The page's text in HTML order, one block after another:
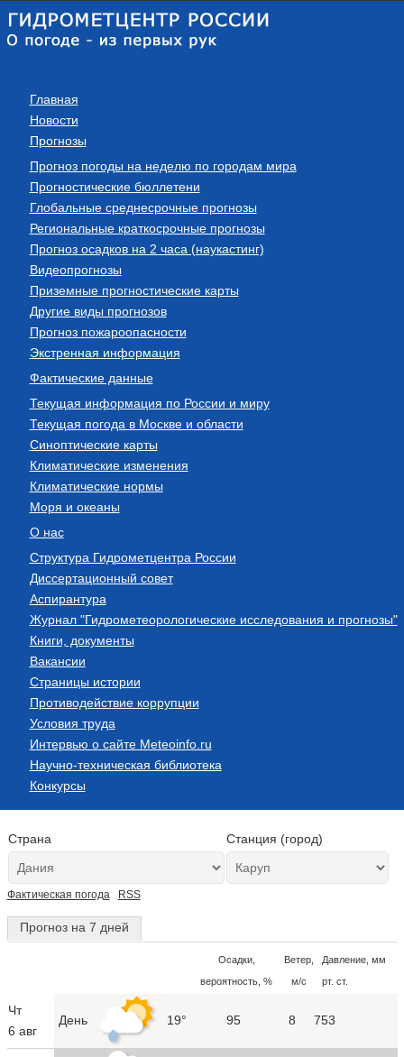
Главная
Новости
Прогнозы
Прогноз погоды на неделю по городам мира
Прогностические бюллетени
Глобальные среднесрочные прогнозы
Региональные краткосрочные прогнозы
Прогноз осадков на 2 часа (наукастинг)
Видеопрогнозы
Приземные прогностические карты
Другие виды прогнозов
Прогноз пожароопасности
Экстренная информация
Фактические данные
Текущая информация по России и миру
Текущая погода в Москве и области
Синоптические карты
Климатические изменения
Климатические нормы
Моря и океаны
О нас
Структура Гидрометцентра России
Диссертационный совет
Аспирантура
Журнал "Гидрометеорологические исследования и прогнозы"
Книги, документы
Вакансии
Страницы истории
Противодействие коррупции
Условия труда
Интервью о сайте Meteoinfo.ru
Научно-техническая библиотека
Конкурсы
Страна Станция (город)
Фактическая погода RSS
Прогноз на 7 дней
Осадки,
вероятность, %
Ветер,
м/с
Давление, мм
рт. ст.
Чт
6 авг
День 19° 95 8 753